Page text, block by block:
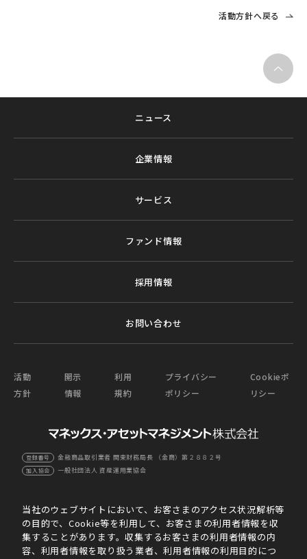
活動方針へ戻る
登録番号 金融商品取引業者 関東財務局長 （金商）第２８８２号
加入協会 一般社団法人 資産運用業協会
ニュース
企業情報
サービス
ファンド情報
採用情報
お問い合わせ
活動
方針
開示
情報
利用
規約
プライバシー
ポリシー
Cookieポ
リシー
当社のウェブサイトにおいて、お客さまのアクセス状況解析等
の目的で、Cookie等を利用して、お客さまの利用者情報を収
集することがあります。収集するお客さまの利用者情報の内
容、利用者情報を取り扱う業者、利用者情報の利用目的につ